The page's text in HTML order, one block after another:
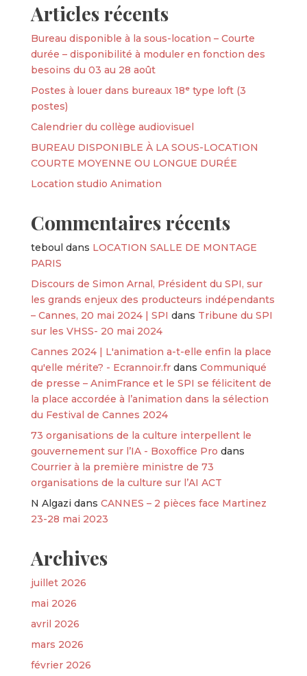
Articles récents
Bureau disponible à la sous-location – Courte
durée – disponibilité à moduler en fonction des
besoins du 03 au 28 août
Postes à louer dans bureaux 18ᵉ type loft (3
postes)
Calendrier du collège audiovisuel
BUREAU DISPONIBLE À LA SOUS-LOCATION
COURTE MOYENNE OU LONGUE DURÉE
Location studio Animation
Commentaires récents
teboul dans LOCATION SALLE DE MONTAGE
PARIS
Discours de Simon Arnal, Président du SPI, sur
les grands enjeux des producteurs indépendants
– Cannes, 20 mai 2024 | SPI dans Tribune du SPI
sur les VHSS- 20 mai 2024
Cannes 2024 | L'animation a-t-elle enfin la place
qu'elle mérite? - Ecrannoir.frdans Communiqué
de presse – AnimFrance et le SPI se félicitent de
la place accordée à l’animation dans la sélection
du Festival de Cannes 2024
73 organisations de la culture interpellent le
gouvernement sur l’IA - Boxoffice Pro dans
Courrier à la première ministre de 73
organisations de la culture sur l’AI ACT
N Algazi dans CANNES – 2 pièces face Martinez
23-28 mai 2023
Archives
juillet 2026
mai 2026
avril 2026
mars 2026
février 2026